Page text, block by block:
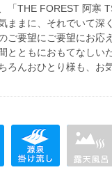
「THE FOREST 阿寒
気ままに、それでいて
ご要望にご要望にお応
とともにおもてなしい
ろんおひとり様も、お